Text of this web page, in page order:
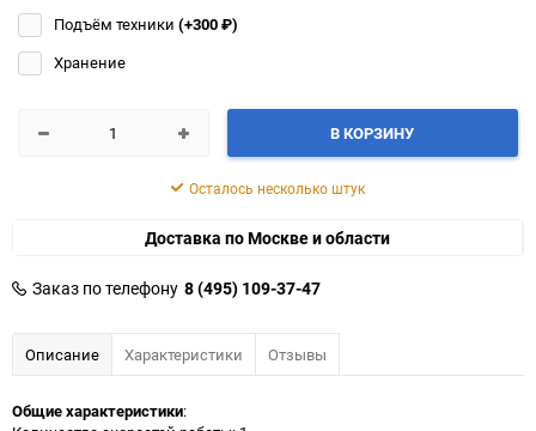
Подъём техники (+300₽)
Хранение
В КОРЗИНУ
Осталось несколько штук
Доставка по Москве и области
Заказ по телефону 8 (495) 109-37-47
Описание Характеристики Отзывы
Общие характеристики: